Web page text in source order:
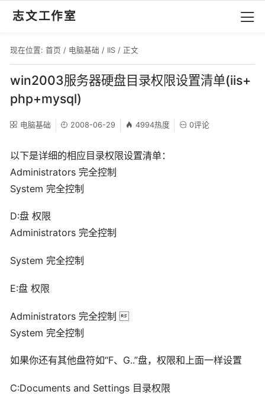
志文工作室
现在位置: 首页 / 电脑基础 / IIS / 正文
win2003服务器硬盘目录权限设置清单(iis+
php+mysql)
电脑基础 2008-06-29 4994热度 0评论
以下是详细的相应目录权限设置清单：
Administrators 完全控制
System 完全控制
D:盘 权限
Administrators 完全控制
System 完全控制
E:盘 权限
Administrators 完全控制
System 完全控制
如果你还有其他盘符如“F、G..”盘，权限和上面一样设置
C:Documents and Settings 目录权限